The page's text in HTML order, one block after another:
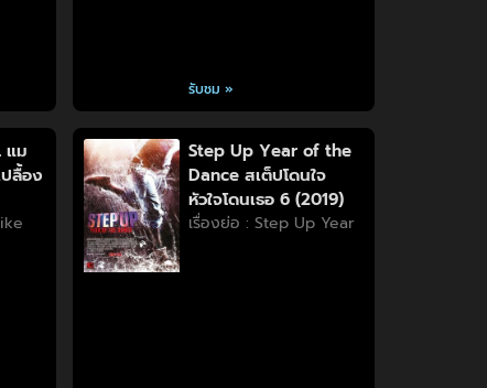
รับชม »
แม
ลื้อง
Step Up Year of the
Dance สเต็ปโดนใจ
หัวใจโดนเธอ 6 (2019)
เรื่องย่อ : Step Up Year